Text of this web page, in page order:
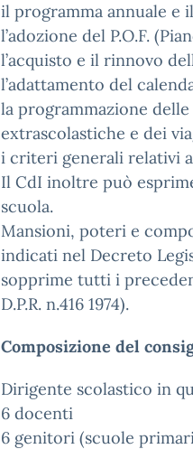
il programma annuale e
l’adozione del P.O.F.
l’acquisto e il rinnovo
l’adattamento del
la programmazione
extrascolastiche e dei
i criteri generali relativi
Il CdI inoltre può
scuola.
Mansioni, poteri e
indicati nel Decreto
sopprime tutti i
D.P.R. n.416 1974).
Composizione del
Dirigente scolastico in
6 docenti
6 genitori (scuole